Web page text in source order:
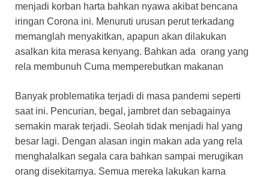
menjadi korban harta bahkan nyawa akibat bencana
iringan Corona ini. Menuruti urusan perut terkadang
memanglah menyakitkan, apapun akan dilakukan
asalkan kita merasa kenyang. Bahkan ada orang yang
rela membunuh Cuma memperebutkan makanan
Banyak problematika terjadi di masa pandemi seperti
saat ini. Pencurian, begal, jambret dan sebagainya
semakin marak terjadi. Seolah tidak menjadi hal yang
besar lagi. Dengan alasan ingin makan ada yang rela
menghalalkan segala cara bahkan sampai merugikan
orang disekitarnya. Semua mereka lakukan karna